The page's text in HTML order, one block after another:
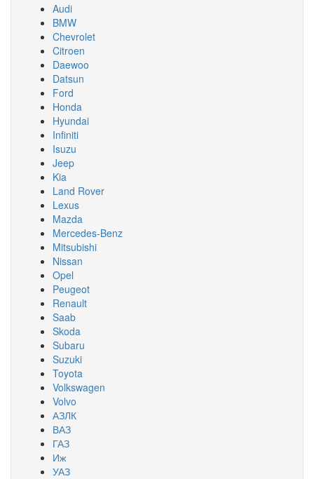
Audi
BMW
Chevrolet
Citroen
Daewoo
Datsun
Ford
Honda
Hyundai
Infiniti
Isuzu
Jeep
Kia
Land Rover
Lexus
Mazda
Mercedes-Benz
Mitsubishi
Nissan
Opel
Peugeot
Renault
Saab
Skoda
Subaru
Suzuki
Toyota
Volkswagen
Volvo
АЗЛК
ВАЗ
ГАЗ
Иж
УАЗ